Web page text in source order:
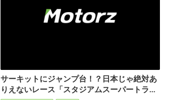
サーキットにジャンプ台！？日本じゃ絶対あ
りえないレース「スタジアムスーパートラ…